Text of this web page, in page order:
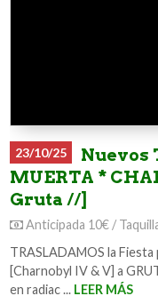
23/10/25
Nuevos
MUERTA *
Gruta //]
Anticipada 10€ /
TRASLADAMOS la
[Charnobyl IV & V] a
en radiac ... LEER MÁS